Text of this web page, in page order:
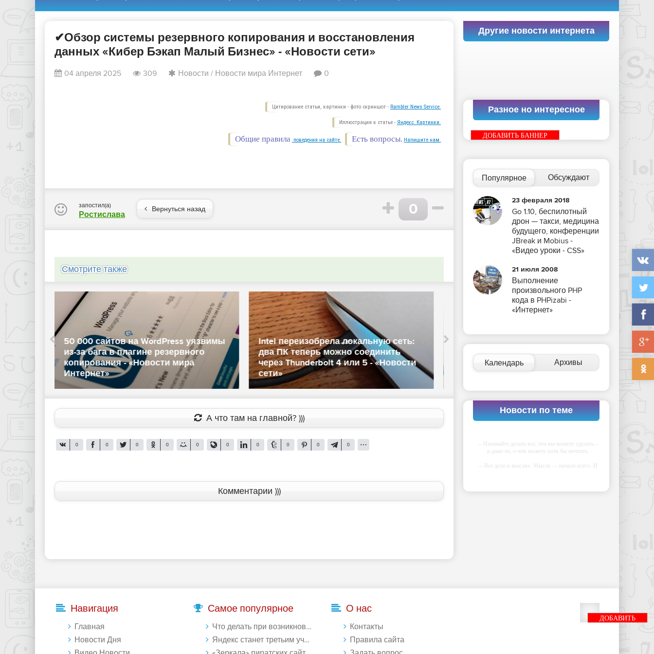
✔Обзор системы резервного копирования и восстановления
данных «Кибер Бэкап Малый Бизнес» - «Новости сети»
04 апреля 2025 309 Новости / Новости мира Интернет 0
Цитирование статьи, картинки - фото скриншот - Rambler News Service.
Иллюстрация к статье - Яндекс. Картинки.
Есть вопросы. Напишите нам.
Общие правила поведения на сайте.
запостил(а)
Ростислава
Вернуться назад 0
Смотрите также
Intel переизобрела локальную сеть:
два ПК теперь можно соединить
через Thunderbolt 4 или 5 - «Новости
сети»
AdminPE – аварийный диск для
восстановления системы Windows -
«Windows»
Acronis выпустил новую систему
резервного копирования -
«Интернет»
А что там на главной? )))
0 0 0 0 0 0 0 0 0 0
Комментарии )))
Другие новости интернета
Разное но интересное
ДОБАВИТЬ БАННЕР
Популярное Обсуждают
23 февраля 2018
Go 1.10, беспилотный
дрон — такси, медицина
будущего, конференции
JBreak и Mobius -
«Видео уроки - CSS»
21 июля 2008
Выполнение
произвольного PHP
кода в PHPizabi -
«Интернет»
Календарь Архивы
Новости по теме
-- Начинайте делать все, что вы можете сделать –
и даже то, о чем можете хотя бы мечтать.
-- Все дело в мыслях. Мысль — начало всего. И
Навигация
Главная
Новости Дня
Самое популярное
Что делать при возникновении ошибки Download interrupted в Chrome - «Windows»
Яндекс станет третьим участником в процессе ФАС против Google - «Интернет»
О нас
Контакты
Правила сайта
ДОБАВИТЬ